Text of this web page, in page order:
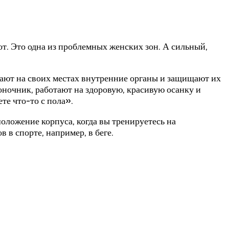
Это одна из проблемных женских зон. А сильный,
на своих местах внутренние органы и защищают их
работают на здоровую, красивую осанку и
что-то с пола».
корпуса, когда вы тренируетесь на
в спорте, например, в беге.